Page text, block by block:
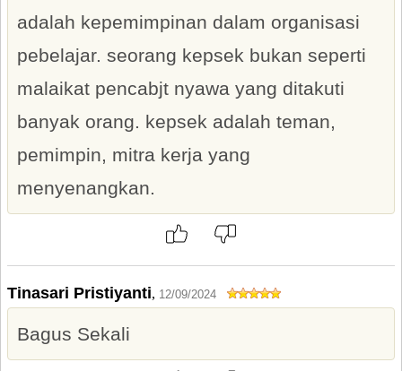
adalah kepemimpinan dalam organisasi
pebelajar. seorang kepsek bukan seperti
malaikat pencabjt nyawa yang ditakuti
banyak orang. kepsek adalah teman,
pemimpin, mitra kerja yang
menyenangkan.
Tinasari Pristiyanti, 12/09/2024
Bagus Sekali